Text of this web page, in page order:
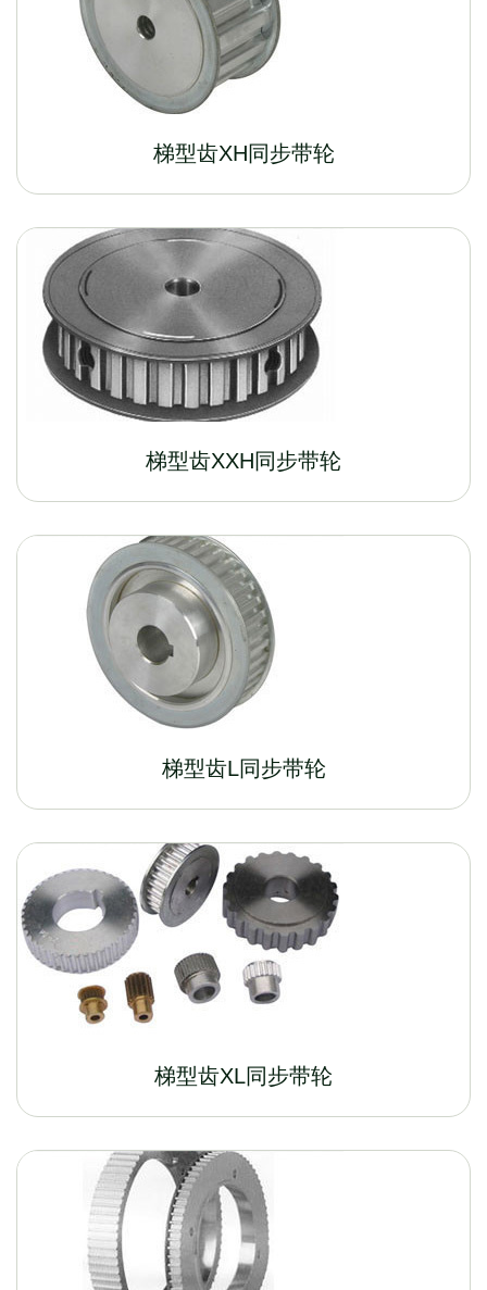
梯型齿XH同步带轮
梯型齿XXH同步带轮
梯型齿L同步带轮
梯型齿XL同步带轮